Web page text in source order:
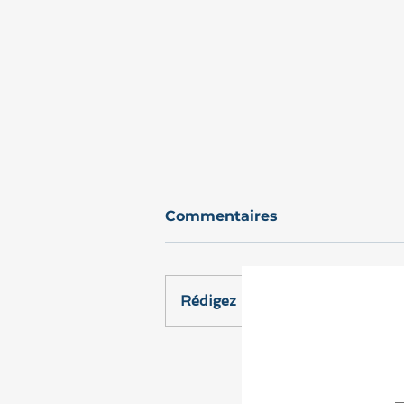
Commentaires
Rédigez un commentaire...